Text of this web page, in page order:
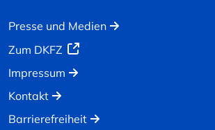
Presse und Medien
Zum DKFZ
Impressum
Kontakt
Barrierefreiheit